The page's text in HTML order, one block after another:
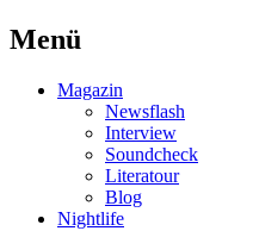
Menü
Magazin
Newsflash
Interview
Soundcheck
Literatour
Blog
Nightlife